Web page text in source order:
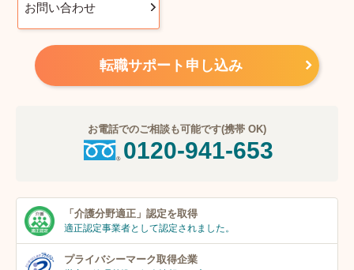
お問い合わせ
転職サポート申し込み
お電話でのご相談も可能です(携帯 OK)
0120-941-653
「介護分野適正」 認定を取得
適正認定事業者として認定されました。
プライバシーマーク取得企業